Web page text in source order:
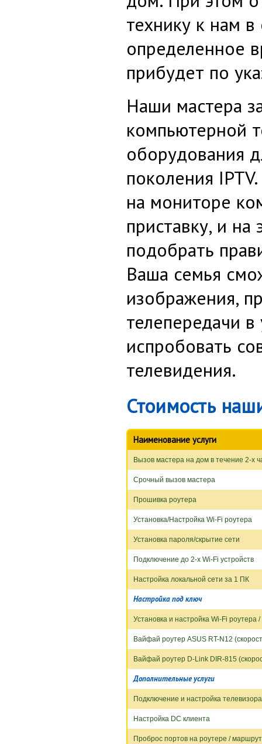
технику к нам
определенное
прибудет по
Наши мастера
компьютерной
оборудования
поколения
на мониторе
приставку, и
подобрать
Ваша семья
изображения,
телепередачи
испробовать
телевидения.
Стоимость
Наименование услуги
Вызов мастера на дом в течение 2-х
Срочный вызов мастера
Прошивка роутера
Установка/Настройка Wi-Fi роутера
Установка пароля/скрытие сети
Подключение до 2-х Wi-Fi устройств
Настройка локальной сети за 1 ПК
Настройка под ключ
Установка и настройка Wi-Fi
Вайфай роутер ASUS RT-N12
Вайфай роутер D-Link DIR-815
Дополнительные услуги
Подключение и настройка
Настройка DC клиента
Проброс портов на роутере /